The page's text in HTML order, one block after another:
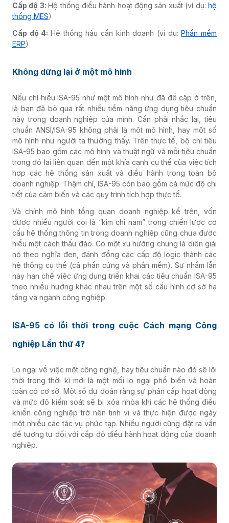
Cấp độ 3:Hệ thống điều hành hoạt động sản xuất (ví dụ:hệ
thống MES)
Cấp độ 4: Hệ thống hậu cần kinh doanh (ví dụ:Phần mềm
ERP)
Không dừng lại ở một mô hình
Nếu chỉ hiểu ISA-95 như một mô hình như đã đề cập ở trên,
là bạn đã bỏ qua rất nhiều tiềm năng ứng dụng tiêu chuẩn
này trong doanh nghiệp của mình. Cần phải nhắc lại, tiêu
chuẩn ANSI/ISA-95 không phải là một mô hình, hay một số
mô hình như người ta thường thấy. Trên thực tế, bộ chỉ tiêu
ISA-95 bao gồm các mô hình và thuật ngữ và mỗi tiêu chuẩn
trong đó lại liên quan đến một khía cạnh cụ thể của việc tích
hợp các hệ thống sản xuất và điều hành trong toàn bộ
doanh nghiệp. Thậm chí, ISA-95 còn bao gồm cả mức độ chi
tiết của cảm biến và các quy trình tích hợp thực tế.
Và chính mô hình tổng quan doanh nghiệp kể trên, vốn
được nhiều người coi là “kim chỉ nam” trong chiến lược cơ
cấu hệ thống thông tin trong doanh nghiệp cũng chưa được
hiểu một cách thấu đáo. Có một xu hướng chung là diễn giải
nó theo nghĩa đen, đánh đồng các cấp độ logic thành các
hệ thống cụ thể (cả phần cứng và phần mềm). Sự nhầm lẫn
này hạn chế việc ứng dụng triển khai các tiêu chuẩn ISA-95
theo nhiều hướng khác nhau trên một số cấu hình cơ sở hạ
tầng và ngành công nghiệp.
ISA-95 có lỗi thời trong cuộc Cách mạng Công
nghiệp Lần thứ 4?
Lo ngại về việc một công nghệ, hay tiêu chuẩn nào đó sẽ lỗi
thời trong thời kì mới là một mối lo ngại phổ biến và hoàn
toàn có cơ sở. Một số dự đoán rằng sự phân cấp hoạt động
và mức độ kiểm soát sẽ bị xóa nhòa khi các hệ thống điều
khiển công nghiệp trở nên tinh vi và thực hiện được ngày
một nhiều các tác vụ phức tạp. Nhiều người cũng đặt ra vấn
đề tương tự đối với cấp độ điều hành hoạt động của doanh
nghiệp.